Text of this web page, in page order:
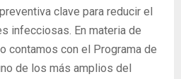
clave para reducir el
infecciosas. En materia de
contamos con el Programa de
de los más amplios del